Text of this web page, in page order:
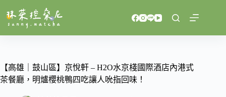
至
容【高雄｜鼓山區】京悅軒 – H2O水京棧國際酒店內港式
茶餐廳，明爐櫻桃鴨四吃讓人吮指回味！